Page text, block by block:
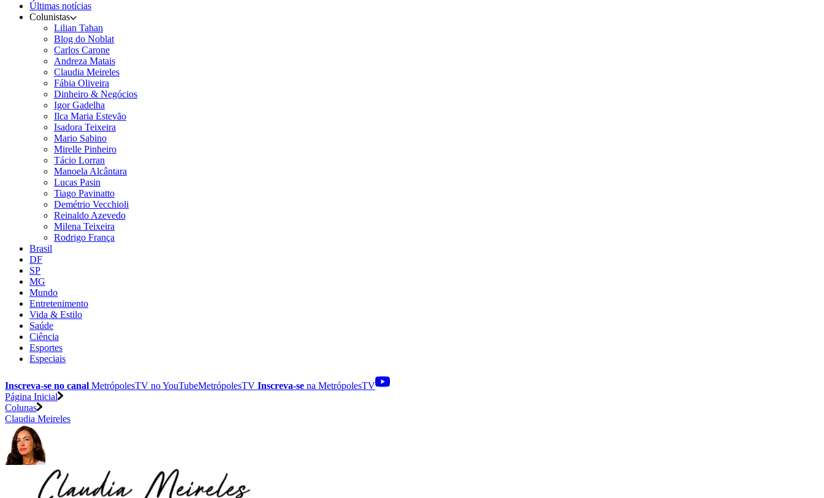
Últimas notícias
Colunistas
Lilian Tahan
Blog do Noblat
Carlos Carone
Andreza Matais
Claudia Meireles
Fábia Oliveira
Dinheiro & Negócios
Igor Gadelha
Ilca Maria Estevão
Isadora Teixeira
Mario Sabino
Mirelle Pinheiro
Tácio Lorran
Manoela Alcântara
Lucas Pasin
Tiago Pavinatto
Demétrio Vecchioli
Reinaldo Azevedo
Milena Teixeira
Rodrigo França
Brasil
DF
SP
MG
Mundo
Entretenimento
Vida & Estilo
Saúde
Ciência
Esportes
Especiais
Inscreva-se no canal MetrópolesTV noYouTubeMetrópolesTV Inscreva-se na MetrópolesTV
Página Inicial
Colunas
Claudia Meireles